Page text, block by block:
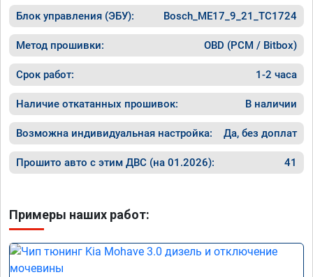
похоже
способ
общем
Блок управления (ЭБУ): Bosch_ME17_9_21_TC1724
Метод прошивки: OBD (PCM / Bitbox)
Срок работ: 1-2 часа
Наличие откатанных прошивок: В наличии
Возможна индивидуальная настройка: Да, без доплат
Прошито авто с этим ДВС (на 01.2026): 41
Примеры наших работ: